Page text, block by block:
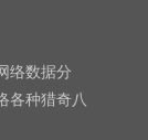
络数据分
各种猎奇八